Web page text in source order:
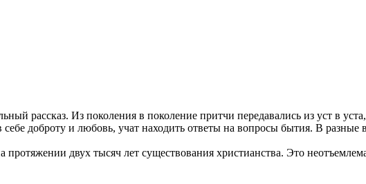
рассказ. Из поколения в поколение притчи передавались из уст в
доброту и любовь, учат находить ответы на вопросы бытия. В
двух тысяч лет существования христианства. Это